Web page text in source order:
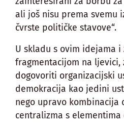
ali još nisu prema svemu
čvrste političke stavove“.
U skladu s ovim idejama i
fragmentacijom na
dogovoriti organizacijski
demokracija kao jedini
nego upravo kombinacija
centralizma s